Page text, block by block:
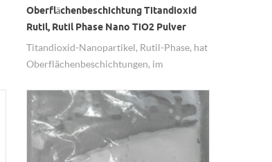
Oberflächenbeschichtung Titandioxid
Rutil, Rutil Phase Nano TiO2 Pulver
Titandioxid-Nanopartikel, Rutil-Phase, hat
Oberflächenbeschichtungen, im
Siliciumdioxid-Beschichtung.